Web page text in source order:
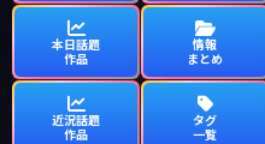
本日話題
作品
情報
まとめ
近況話題
作品
タグ
一覧